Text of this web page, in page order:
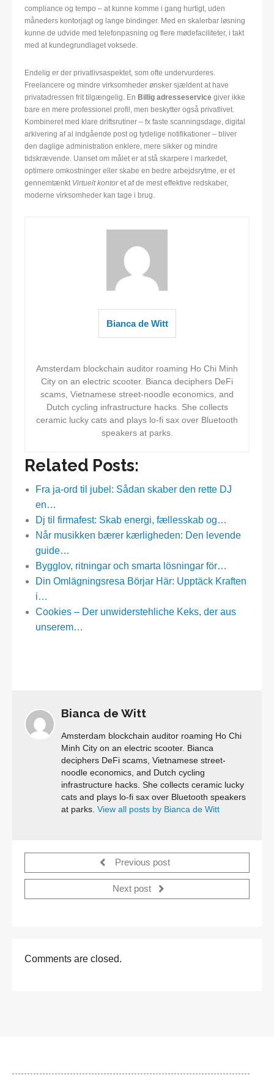
compliance og tempo – at kunne komme i gang hurtigt, uden
måneders kontorjagt og lange bindinger. Med en skalerbar løsning
kunne de udvide med telefonpasning og flere mødefaciliteter, i takt
med at kundegrundlaget voksede.
Endelig er der privatlivsaspektet, som ofte undervurderes.
Freelancere og mindre virksomheder ønsker sjældent at have
privatadressen frit tilgængelig. En Billig adresseservice giver ikke
bare en mere professionel profil, men beskytter også privatlivet.
Kombineret med klare driftsrutiner – fx faste scanningsdage, digital
arkivering af al indgående post og tydelige notifikationer – bliver
den daglige administration enklere, mere sikker og mindre
tidskrævende. Uanset om målet er at stå skarpere i markedet,
optimere omkostninger eller skabe en bedre arbejdsrytme, er et
gennemtænkt Virtuelt kontoret af de mest effektive redskaber,
moderne virksomheder kan tage i brug.
Bianca de Witt
Amsterdam blockchain auditor roaming Ho Chi Minh
City on an electric scooter. Bianca deciphers DeFi
scams, Vietnamese street-noodle economics, and
Dutch cycling infrastructure hacks. She collects
ceramic lucky cats and plays lo-fi sax over Bluetooth
speakers at parks.
Related Posts:
Fra ja-ord til jubel: Sådan skaber den rette DJ
en…
Dj til firmafest: Skab energi, fællesskab og…
Når musikken bærer kærligheden: Den levende
guide…
Bygglov, ritningar och smarta lösningar för…
Din Omlägningsresa Börjar Här: Upptäck Kraften
i…
Cookies – Der unwiderstehliche Keks, der aus
unserem…
Bianca de Witt
Amsterdam blockchain auditor roaming Ho Chi
Minh City on an electric scooter. Bianca
deciphers DeFi scams, Vietnamese street-
noodle economics, and Dutch cycling
infrastructure hacks. She collects ceramic lucky
cats and plays lo-fi sax over Bluetooth speakers
at parks. View all posts by Bianca de Witt
Previous post
Next post
Comments are closed.